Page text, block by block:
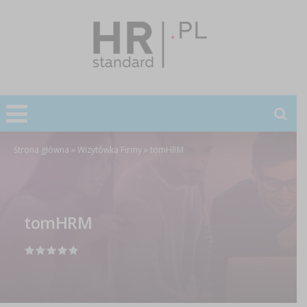
Strona główna » Wizytówka Firmy » tomHRM
tomHRM